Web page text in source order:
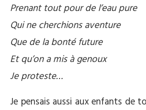
Prenant tout pour de l’eau pure
Qui ne cherchions aventure
Que de la bonté future
Et qu’on a mis à genoux
Je proteste…
Je pensais aussi aux enfants de